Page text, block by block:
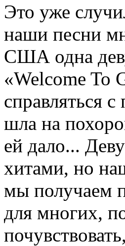
Это уже
наши песни
США одна
«Welcome To
справляться
шла на
ей дало...
хитами, но
мы получаем
для многих,